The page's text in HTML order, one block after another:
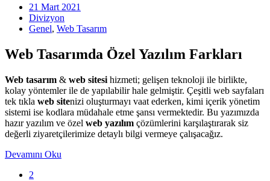
21 Mart 2021
Divizyon
Genel, Web Tasarım
Web Tasarımda Özel Yazılım Farkları
Web tasarım & web sitesi hizmeti; gelişen teknoloji ile birlikte,
kolay yöntemler ile de yapılabilir hale gelmiştir. Çeşitli web sayfaları
tek tıkla web sitenizi oluşturmayı vaat ederken, kimi içerik yönetim
sistemi ise kodlara müdahale etme şansı vermektedir. Bu yazımızda
hazır yazılım ve özel web yazılım çözümlerini karşılaştırarak siz
değerli ziyaretçilerimize detaylı bilgi vermeye çalışacağız.
Devamını Oku
2